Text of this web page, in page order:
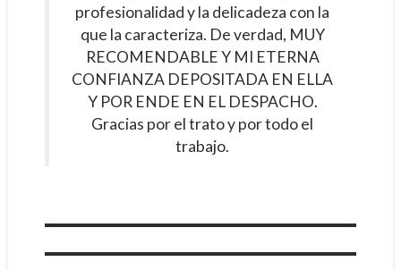
profesionalidad y la delicadeza con la
que la caracteriza. De verdad, MUY
RECOMENDABLE Y MI ETERNA
CONFIANZA DEPOSITADA EN ELLA
Y POR ENDE EN EL DESPACHO.
Gracias por el trato y por todo el
trabajo.